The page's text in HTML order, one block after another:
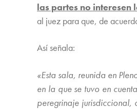
las partes no interesen
al juez para que, de
Así señala:
«Esta sala, reunida en
en la que se tuvo en
peregrinaje jurisdiccional,